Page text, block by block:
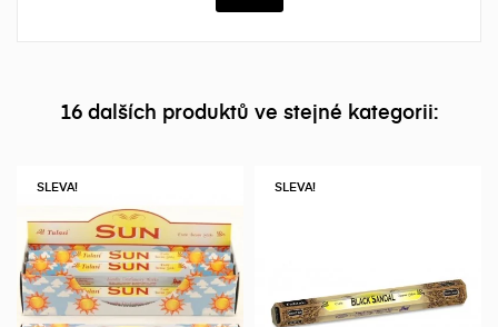
16 dalších produktů ve stejné kategorii:
SLEVA! SLEVA!